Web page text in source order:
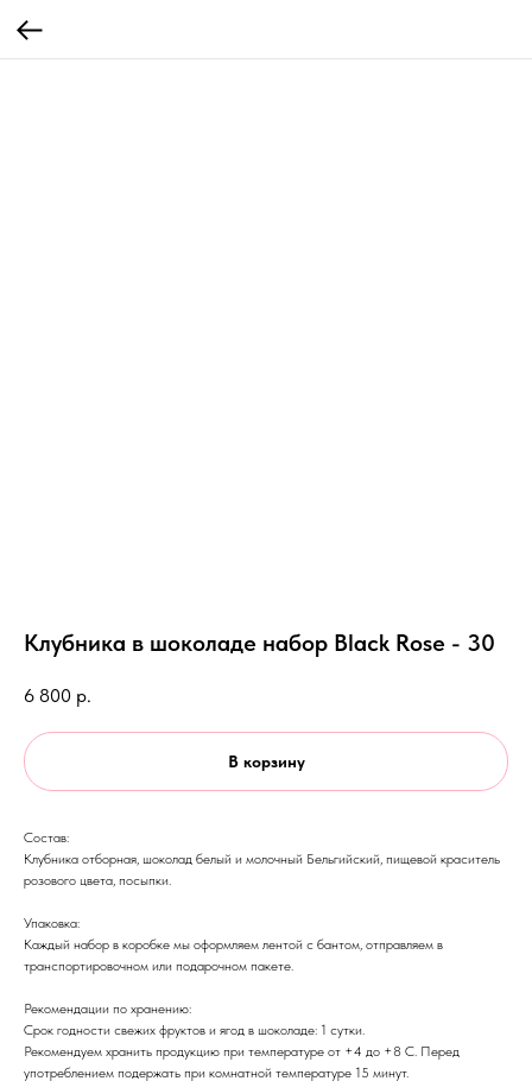
Клубника в шоколаде набор Black Rose - 30
6 800 р.
В корзину
Состав:
Клубника отборная, шоколад белый и молочный Бельгийский, пищевой краситель
розового цвета, посыпки.
Упаковка:
Каждый набор в коробке мы оформляем лентой с бантом, отправляем в
транспортировочном или подарочном пакете.
Рекомендации по хранению:
Срок годности свежих фруктов и ягод в шоколаде: 1 сутки.
Рекомендуем хранить продукцию при температуре от +4 до +8 С. Перед
употреблением подержать при комнатной температуре 15 минут.